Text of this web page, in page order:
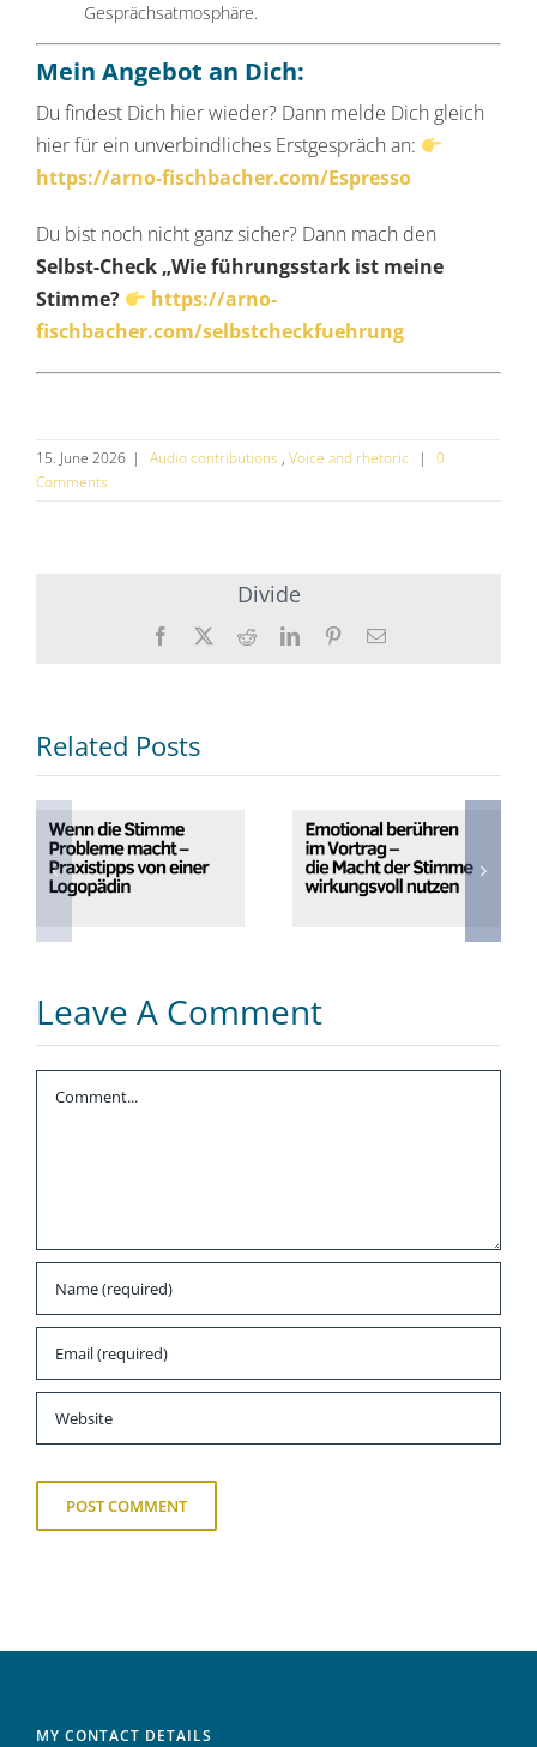
Gesprächsatmosphäre.
Mein Angebot an Dich:
Du findest Dich hier wieder? Dann melde Dich gleich
hier für ein unverbindliches Erstgespräch an:
https://arno-fischbacher.com/Espresso
Du bist noch nicht ganz sicher? Dann mach den
Selbst-Check „Wie führungsstark ist meine
Stimme?
https://arno-
fischbacher.com/selbstcheckfuehrung
15. June 2026 | Audio contributions , Voice and rhetoric |
0
Comments
Divide
Facebook RedditTwitter PinterestEnamel
Related Posts
Stimme
Probleme
macht –
berühren im
Vortrag – die
Macht der
Leave A Comment
MY CONTACT DETAILS